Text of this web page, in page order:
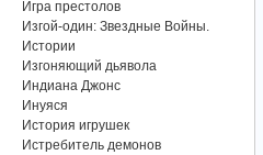
Игра престолов
Изгой-один: Звездные Войны.
Истории
Изгоняющий дьявола
Индиана Джонс
Инуяся
История игрушек
Истребитель демонов